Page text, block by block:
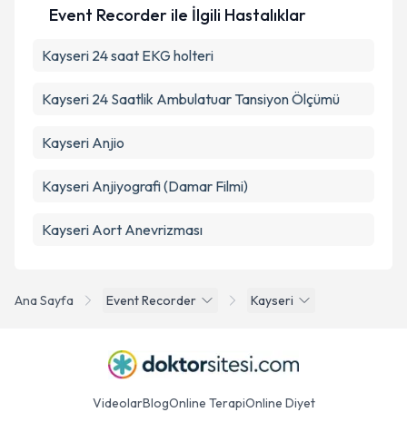
Takvim Talebini Gönder
Ana Sayfa Event Recorder Kayseri
Event Recorder ile İlgili Hastalıklar
Kayseri 24 saat EKG holteri
Kayseri 24 Saatlik Ambulatuar Tansiyon Ölçümü
Kayseri Anjio
Kayseri Anjiyografi (Damar Filmi)
Kayseri Aort Anevrizması
VideolarBlogOnline TerapiOnline Diyet